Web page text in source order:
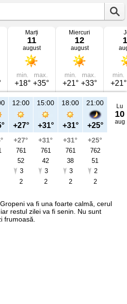
Marți
11
august
min.
+18°
max.
+35°
Miercuri
12
august
min.
+21°
max.
+33°
min.
+21°
12:00
+27°
+27°
761
52
3
2
15:00
+31°
+31°
761
42
3
2
18:00
+31°
+31°
761
38
3
2
21:00
+25°
+25°
762
51
2
2
Lu
10
aug
va fi una foarte calmă, cerul
restul zilei va fi senin. Nu sunt
frumoasă.